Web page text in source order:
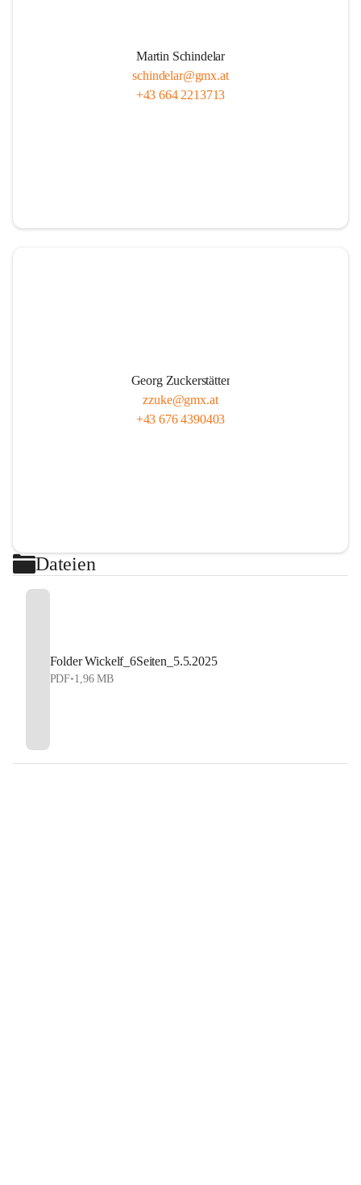
Martin Schindelar
schindelar@gmx.at
+43 664 2213713
Georg Zuckerstätter
zzuke@gmx.at
+43 676 4390403
Dateien
Folder Wickelf_6Seiten_5.5.2025
PDF•1,96 MB